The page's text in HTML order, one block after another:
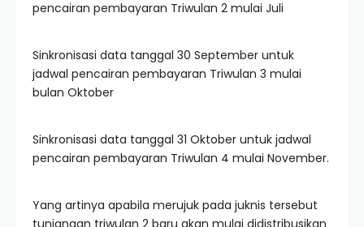
pencairan pembayaran Triwulan 2 mulai Juli
Sinkronisasi data tanggal 30 September untuk
jadwal pencairan pembayaran Triwulan 3 mulai
bulan Oktober
Sinkronisasi data tanggal 31 Oktober untuk jadwal
pencairan pembayaran Triwulan 4 mulai November.
Yang artinya apabila merujuk pada juknis tersebut